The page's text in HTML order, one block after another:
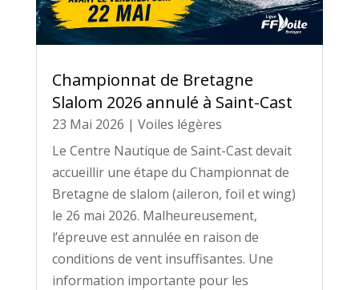
Championnat de Bretagne
Slalom 2026 annulé à Saint-Cast
23 Mai 2026 | Voiles légères
Le Centre Nautique de Saint-Cast devait
accueillir une étape du Championnat de
Bretagne de slalom (aileron, foil et wing)
le 26 mai 2026. Malheureusement,
l’épreuve est annulée en raison de
conditions de vent insuffisantes. Une
information importante pour les